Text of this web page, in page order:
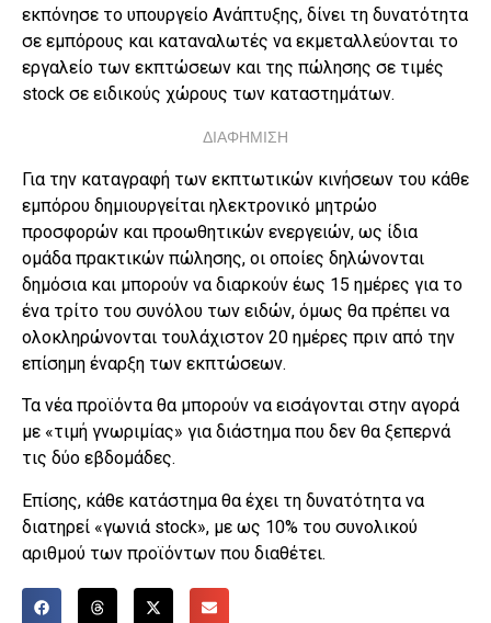
εκπόνησε το υπουργείο Ανάπτυξης, δίνει τη δυνατότητα
σε εμπόρους και καταναλωτές να εκμεταλλεύονται το
εργαλείο των εκπτώσεων και της πώλησης σε τιμές
stock σε ειδικούς χώρους των καταστημάτων.
ΔΙΑΦΗΜΙΣΗ
Για την καταγραφή των εκπτωτικών κινήσεων του κάθε
εμπόρου δημιουργείται ηλεκτρονικό μητρώο
προσφορών και προωθητικών ενεργειών, ως ίδια
ομάδα πρακτικών πώλησης, οι οποίες δηλώνονται
δημόσια και μπορούν να διαρκούν έως 15 ημέρες για το
ένα τρίτο του συνόλου των ειδών, όμως θα πρέπει να
ολοκληρώνονται τουλάχιστον 20 ημέρες πριν από την
επίσημη έναρξη των εκπτώσεων.
Τα νέα προϊόντα θα μπορούν να εισάγονται στην αγορά
με «τιμή γνωριμίας» για διάστημα που δεν θα ξεπερνά
τις δύο εβδομάδες.
Επίσης, κάθε κατάστημα θα έχει τη δυνατότητα να
διατηρεί «γωνιά stock», με ως 10% του συνολικού
αριθμού των προϊόντων που διαθέτει.